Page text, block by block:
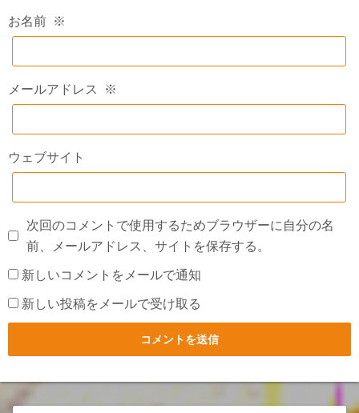
お名前 ※
メールアドレス ※
ウェブサイト
次回のコメントで使用するためブラウザーに自分の名
前、メールアドレス、サイトを保存する。
新しいコメントをメールで通知
新しい投稿をメールで受け取る